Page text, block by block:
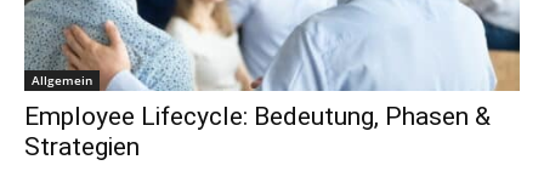
Allgemein
Employee Lifecycle: Bedeutung, Phasen &
Strategien